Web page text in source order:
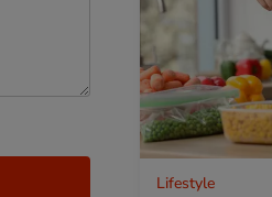
Lifestyle